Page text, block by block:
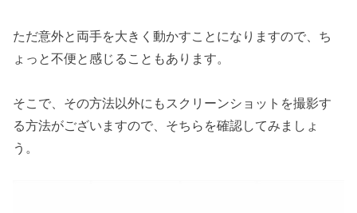
ただ意外と両手を大きく動かすことになりますので、ち
ょっと不便と感じることもあります。
そこで、その方法以外にもスクリーンショットを撮影す
る方法がございますので、そちらを確認してみましょ
う。